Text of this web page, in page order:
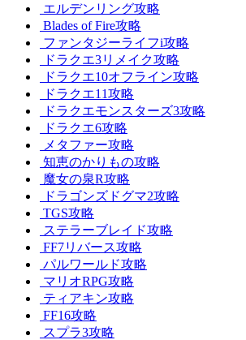
エルデンリング攻略
Blades of Fire攻略
ファンタジーライフi攻略
ドラクエ3リメイク攻略
ドラクエ10オフライン攻略
ドラクエ11攻略
ドラクエモンスターズ3攻略
ドラクエ6攻略
メタファー攻略
知恵のかりもの攻略
魔女の泉R攻略
ドラゴンズドグマ2攻略
TGS攻略
ステラーブレイド攻略
FF7リバース攻略
パルワールド攻略
マリオRPG攻略
ティアキン攻略
FF16攻略
スプラ3攻略